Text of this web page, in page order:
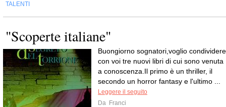
TALENTI
"Scoperte italiane"
Buongiorno sognatori,voglio condividere
con voi tre nuovi libri di cui sono venuta
a conoscenza.Il primo è un thriller, il
secondo un horror fantasy e l'ultimo ...
Leggere il seguito
Da Franci